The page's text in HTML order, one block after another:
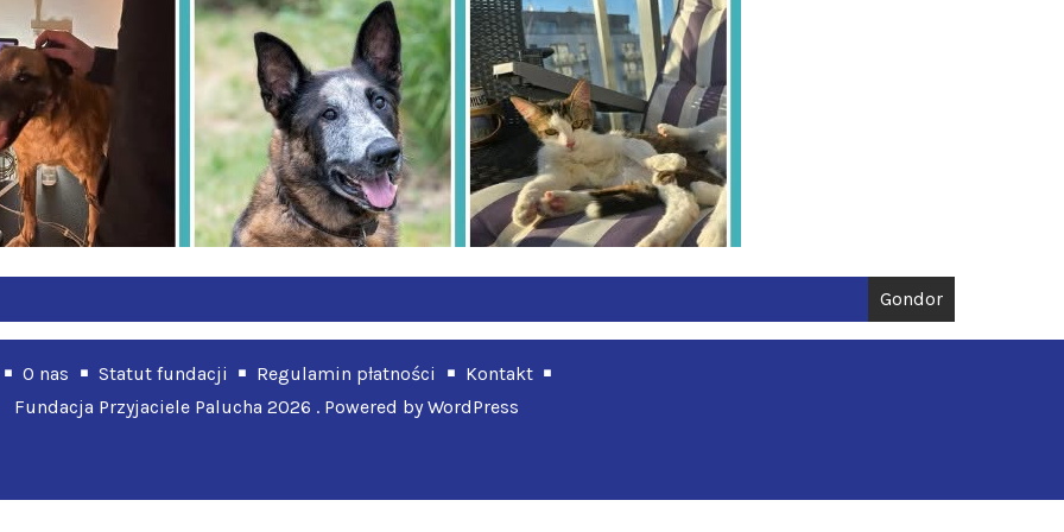
Gondor
O nas Statut fundacji Regulamin płatności
Kontakt
Fundacja Przyjaciele Palucha 2026 . Powered by WordPress